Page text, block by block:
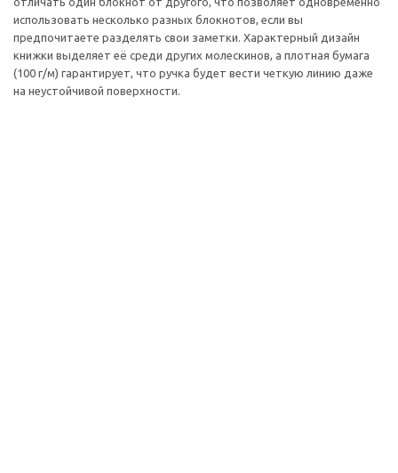
использовать несколько разных блокнотов, если вы
предпочитаете разделять свои заметки. Характерный дизайн
книжки выделяет её среди других молескинов, а плотная бумага
(100 г/м) гарантирует, что ручка будет вести четкую линию даже
на неустойчивой поверхности.